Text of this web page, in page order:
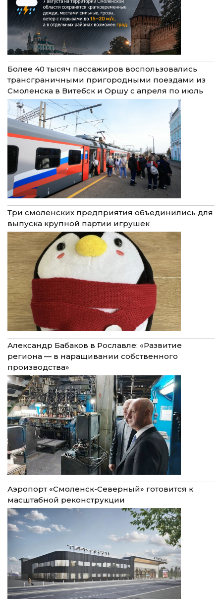
Более 40 тысяч пассажиров воспользовались
трансграничными пригородными поездами из
Смоленска в Витебск и Оршу с апреля по июль
Три смоленских предприятия объединились для
выпуска крупной партии игрушек
Александр Бабаков в Рославле: «Развитие
региона — в наращивании собственного
производства»
Аэропорт «Смоленск-Северный» готовится к
масштабной реконструкции